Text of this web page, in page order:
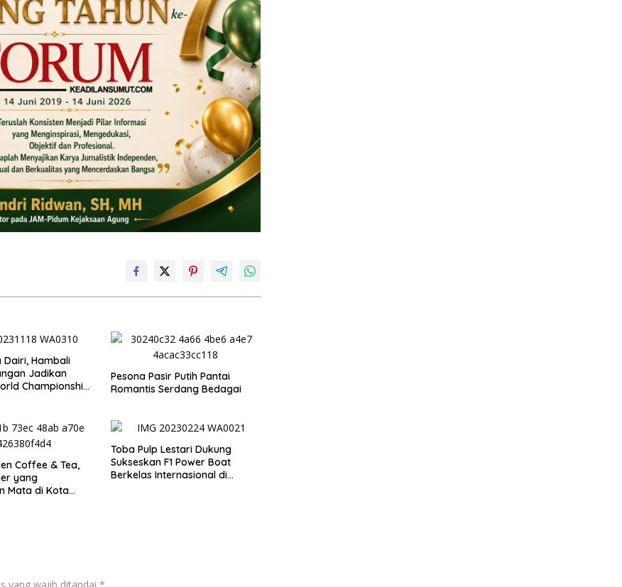
Dairi, Hambali
Jadikan
Championship
Pesona Pasir Putih Pantai
Romantis Serdang Bedagai
Coffee & Tea,
yang
Mata di Kota
Toba Pulp Lestari Dukung
Sukseskan F1 Power Boat
Berkelas Internasional di